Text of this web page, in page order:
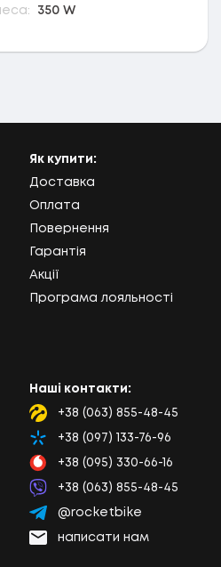
350 W
Як купити:
Доставка
Оплата
Повернення
Гарантія
Акції
Програма лояльності
Наші контакти:
Lifecell
+38 (063) 855-48-45
Kyivstar
+38 (097) 133-76-96
Vodafone
+38 (095) 330-66-16
Viber
+38 (063) 855-48-45
Telegram
@rocketbike
Email
написати нам